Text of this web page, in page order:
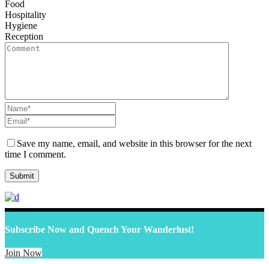
Food
Hospitality
Hygiene
Reception
Save my name, email, and website in this browser for the next
time I comment.
Subscribe Now and Quench Your Wanderlust!
Join Now